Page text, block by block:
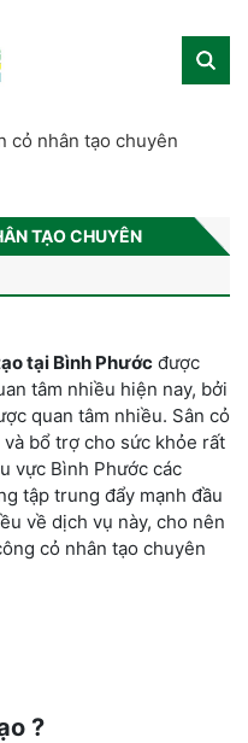
cỏ nhân tạo chuyên
TẠO CHUYÊN
tại Bình Phước được
tâm nhiều hiện nay, bởi
quan tâm nhiều. Sân cỏ
bổ trợ cho sức khỏe rất
vực Bình Phước các
tập trung đẩy mạnh đầu
về dịch vụ này, cho nên
cỏ nhân tạo chuyên
?